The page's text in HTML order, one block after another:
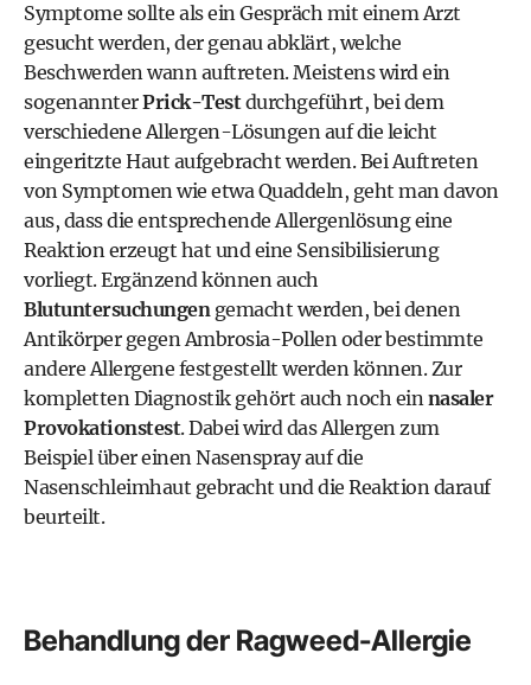
Symptome sollte als ein Gespräch mit einem Arzt
gesucht werden, der genau abklärt, welche
Beschwerden wann auftreten. Meistens wird ein
sogenannterPrick-Testdurchgeführt, bei dem
verschiedene Allergen-Lösungen auf die leicht
eingeritzte Haut aufgebracht werden. Bei Auftreten
von Symptomen wie etwa Quaddeln, geht man davon
aus, dass die entsprechende Allergenlösung eine
Reaktion erzeugt hat und eine Sensibilisierung
vorliegt. Ergänzend können auch
Blutuntersuchungen gemacht werden, bei denen
Antikörper gegen Ambrosia-Pollen oder bestimmte
andere Allergene festgestellt werden können. Zur
kompletten Diagnostik gehört auch noch einnasaler
Provokationstest. Dabei wird das Allergen zum
Beispiel über einen Nasenspray auf die
Nasenschleimhaut gebracht und die Reaktion darauf
beurteilt.
Behandlung der Ragweed-Allergie